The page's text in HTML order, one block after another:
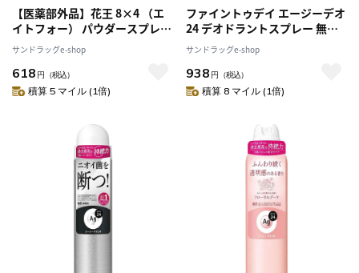
【医薬部外品】花王 8×4 （エ
イトフォー） パウダースプレー
ガーリーフレグランス 150g
サンドラッグe-shop
618 円 （税込）
積算 5 マイル (1倍)
ファイントゥデイ エージーデオ
24 デオドラントスプレー 無香
性 LL
サンドラッグe-shop
938 円 （税込）
積算 8 マイル (1倍)